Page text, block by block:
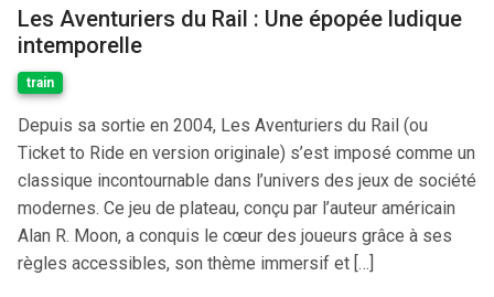
Les Aventuriers du Rail : Une épopée ludique
intemporelle
train
Depuis sa sortie en 2004, Les Aventuriers du Rail (ou
Ticket to Ride en version originale) s’est imposé comme un
classique incontournable dans l’univers des jeux de société
modernes. Ce jeu de plateau, conçu par l’auteur américain
Alan R. Moon, a conquis le cœur des joueurs grâce à ses
règles accessibles, son thème immersif et […]